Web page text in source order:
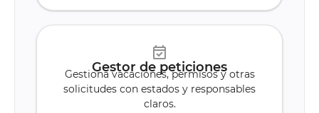
Gestor de peticiones
Gestiona vacaciones, permisos y otras
solicitudes con estados y responsables
claros.